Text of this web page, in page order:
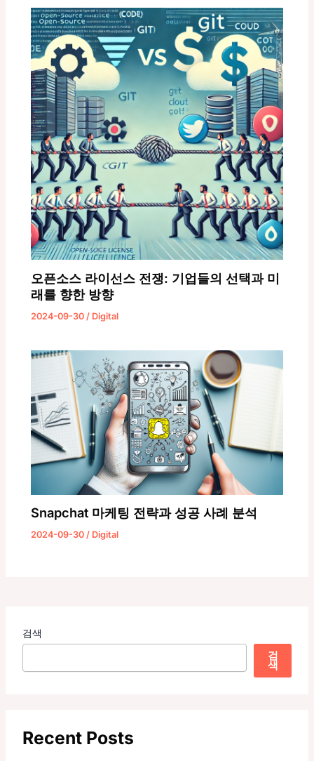
오픈소스 라이선스 전쟁: 기업들의 선택과 미
래를 향한 방향
2024-09-30 / Digital
Snapchat 마케팅 전략과 성공 사례 분석
2024-09-30/ Digital
검색
검
색
Recent Posts